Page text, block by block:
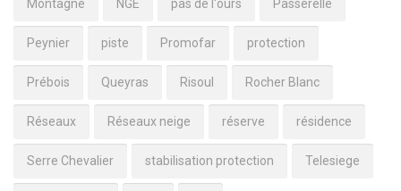
Montagne NGE pas de l'ours Passerelle
Peynier piste Promofar protection
Prébois Queyras Risoul Rocher Blanc
Réseaux Réseaux neige réserve résidence
Serre Chevalier stabilisation protection Telesiege